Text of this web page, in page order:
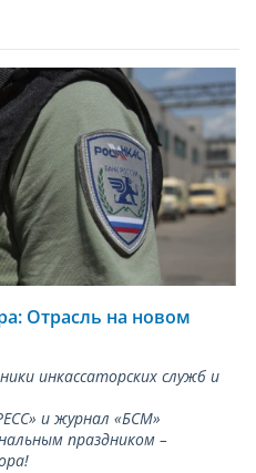
Отрасль на новом
инкассаторских служб и
и журнал «БСМ»
праздником –